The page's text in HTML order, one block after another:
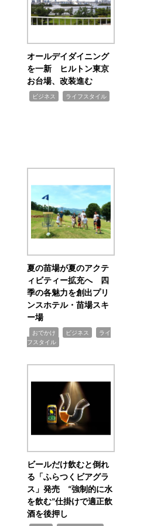
オールデイダイニング
を一新 ヒルトン東京
お台場、改装進む
ビジネス ライフスタイル
夏の苗場が夏のアクテ
ィビティー拡充へ 四
季の各魅力を創出プリ
ンスホテル・苗場スキ
ー場
おでかけ ビジネス
ライ
フスタイル
ビールだけ飲むと倒れ
る「ふらつくビアグラ
ス」発売 “強制的に水
を飲む”仕掛けで適正飲
酒を後押し